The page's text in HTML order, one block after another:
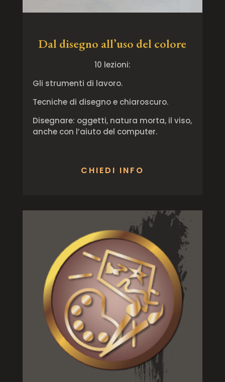
Dal disegno all’uso del colore
10 lezioni:
Gli strumenti di lavoro.
Tecniche di disegno e chiaroscuro.
Disegnare: oggetti, natura morta, il viso,
anche con l’aiuto del computer.
CHIEDI INFO